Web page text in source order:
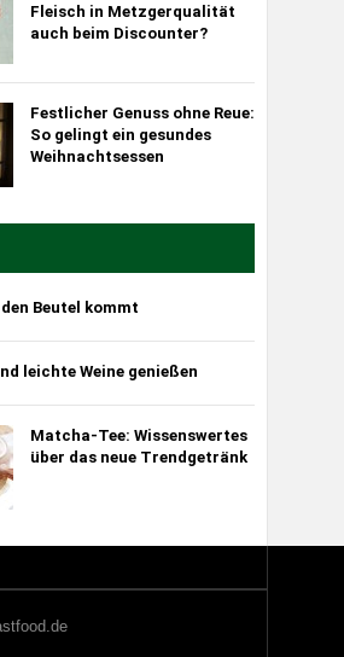
Fleisch in Metzgerqualität
auch beim Discounter?
Festlicher Genuss ohne Reue:
So gelingt ein gesundes
Weihnachtsessen
Beutel kommt
leichte Weine genießen
Matcha-Tee: Wissenswertes
über das neue Trendgetränk